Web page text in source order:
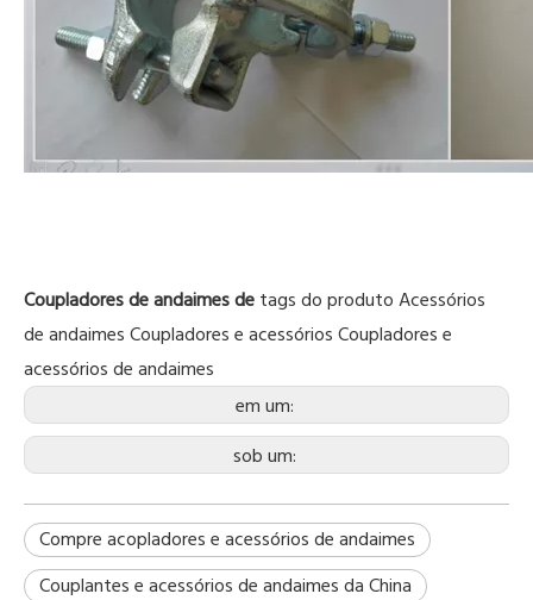
Coupladores de andaimes de tags do produto Acessórios
de andaimes Coupladores e acessórios Coupladores e
acessórios de andaimes
em um:
sob um:
Compre acopladores e acessórios de andaimes
Couplantes e acessórios de andaimes da China